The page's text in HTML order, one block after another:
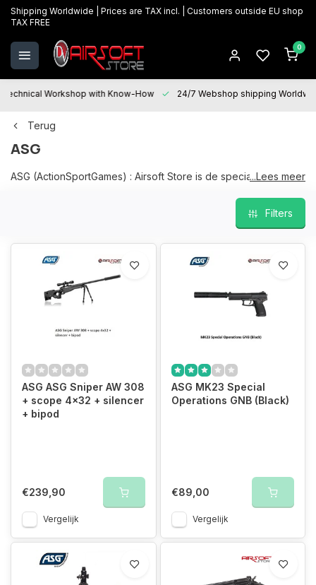
Shipping Worldwide | Prices are TAX incl. | Customers outside EU shop
TAX FREE
0
Technical Workshop with Know-How 24/7 Webshop shipping
Terug
ASG
ASG (ActionSportGames) : Airsoft Store is de specialist ter zake
courant gamma op stock in onze fysieke winkel te Oostkamp.
Wij helpen u graag bij uw keuze en "After sales services" staat
voor u paraat bij al uw vragen en helpen u graag verder voor
onderhoud, herstellingen en upgrades.
Wij garanderen de beste prijzen
...Lees meer
Filters
ASG ASG Sniper AW 308
+ scope 4x32 + silencer
+ bipod
€239,90
Vergelijk
ASG MK23 Special
Operations GNB (Black)
€89,00
Vergelijk